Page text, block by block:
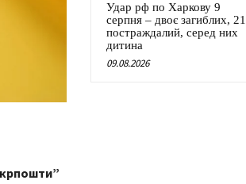
Удар рф по Харкову 9
серпня – двоє загиблих, 21
постраждалий, серед них
дитина
09.08.2026